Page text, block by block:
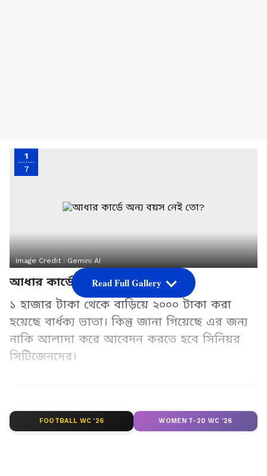
1
7
Image Credit :Gemini AI
আধার কার্ডে অন্য বয়স নেই তো?
১ হাজার টাকা থেকে বাড়িয়ে ২০০০ টাকা করা
হয়েছে বার্ধক্য ভাতা। কিন্তু জানা গিয়েছে এর জন্য
নাকি আলাদা করে আবেদন করতে হবে সিনিয়র
সিটিজেনদের।
Read Full Gallery
FOOTBALL WC '26 WOMEN T-20 WC '26